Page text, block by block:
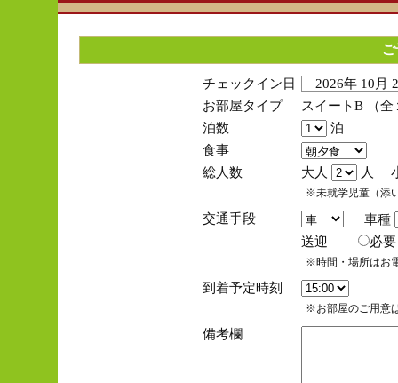
チェックイン日
2026年 10
お部屋タイプ
スイートB （
泊数
泊
食事
総人数
大人 人
※未就学児童（添
交通手段
車種
送迎
※時間・場所はお
到着予定時刻
※お部屋のご用意
備考欄